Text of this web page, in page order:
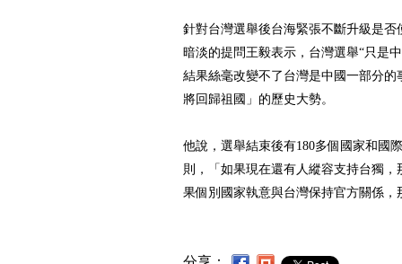
針對台灣選舉後台海緊張不斷升級是
暗淡的提問王毅表示，台灣選舉“只是
結果絲毫改變不了台灣是中國一部分
將回歸祖國」的歷史大勢。
他說，選舉結束後有180多個國家和國
則，「如果現在還有人縱容支持台獨
果個別國家執意與台灣保持官方關係，